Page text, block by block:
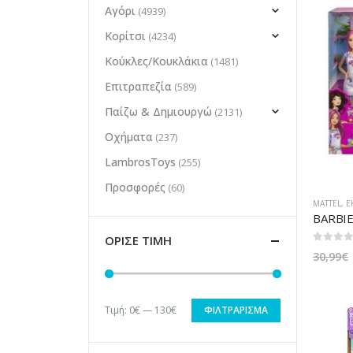
MATTEL ,
out of
30,99€
Αγόρι (4939)
Κορίτσι (4234)
Κούκλες/Κουκλάκια (1481)
Επιτραπεζία (589)
Παίζω & Δημιουργώ (2131)
Οχήματα (237)
LambrosToys (255)
Προσφορές (60)
ΟΡΙΣΕ ΤΙΜΗ
Ελάχιστη
Μέγιστη
ΦΙΛΤΡΆΡΙΣΜΑ
Τιμή: 0€— 130€